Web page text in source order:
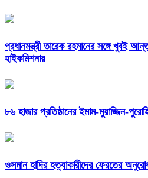
প্রধানমন্ত্রী তারেক রহমানের সঙ্গে খুবই
হাইকমিশনার
৮৬ হাজার প্রতিষ্ঠানের ইমাম-মুয়াজ্জিন-
ওসমান হাদির হত্যাকারীদের ফেরতের